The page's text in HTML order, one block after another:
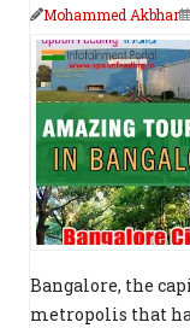
Mohammed Akbhar
Bangalore, the
metropolis that